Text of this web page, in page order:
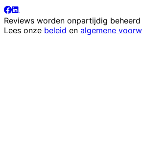
Reviews worden onpartijdig
Lees onze beleid en algemene